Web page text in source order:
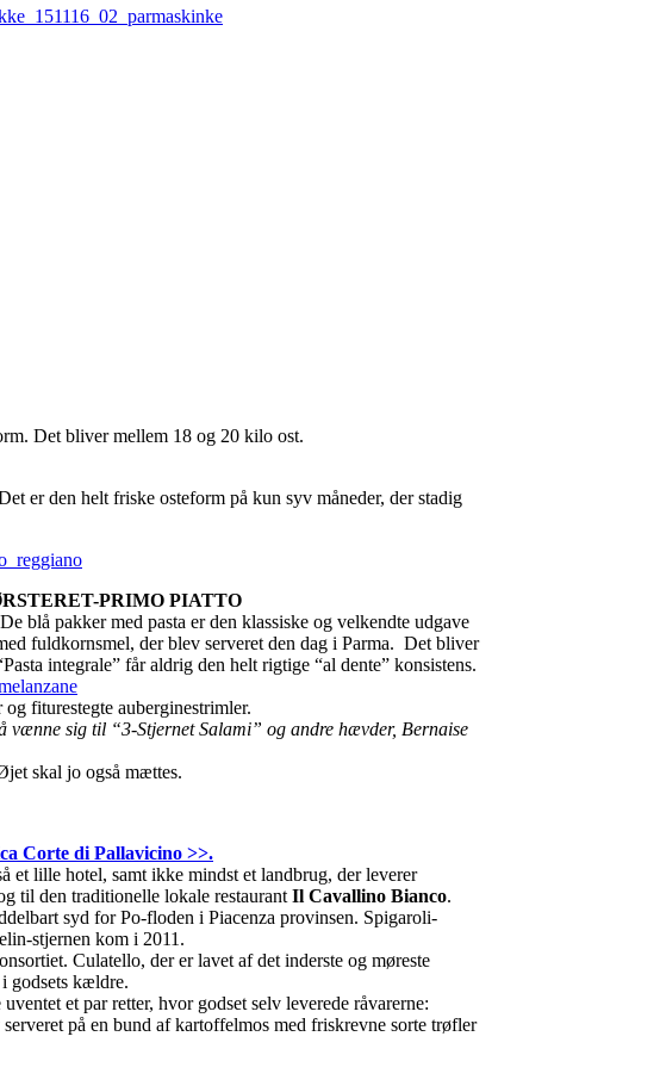
Det bliver mellem 18 og 20 kilo ost.
er den helt friske osteform på kun syv måneder, der stadig
PRIMO PIATTO
blå pakker med pasta er den klassiske og velkendte udgave
fuldkornsmel, der blev serveret den dag i Parma. Det bliver
integrale” får aldrig den helt rigtige “al dente” konsistens.
fiturestegte auberginestrimler.
vænne sig til “3-Stjernet Salami” og andre hævder, Bernaise
skal jo også mættes.
Corte di Pallavicino >>.
et lille hotel, samt ikke mindst et landbrug, der leverer
til den traditionelle lokale restaurant Il Cavallino Bianco.
syd for Po-floden i Piacenza provinsen. Spigaroli-
stjernen kom i 2011.
Culatello, der er lavet af det inderste og møreste
godsets kældre.
et par retter, hvor godset selv leverede råvarerne:
på en bund af kartoffelmos med friskrevne sorte trøfler